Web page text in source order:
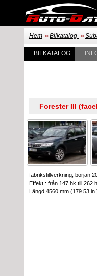
Hem >> Bilkatalog >>
BILKATALOG
fabrikstillverkning, början
Effekt : från 147 hk till 262
Längd 4560 mm (179.53